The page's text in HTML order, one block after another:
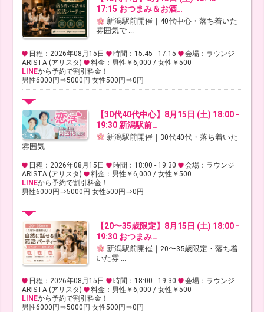
17:15 おつまみ＆お酒…
新潟駅前開催｜40代中心・落ち着いた
雰囲気で ...
日程：2026年08月15日 時間：15:45 - 17:15
会場：ラウンジ
ARISTA (アリスタ)
料金：男性￥6,000 / 女性￥500
LINEから予約で割引料金！
男性6000円⇒5000円 女性500円⇒0円
【30代40代中心】8月15日 (土) 18:00 -
19:30 新潟駅前…
新潟駅前開催｜30代40代・落ち着いた
雰囲気 ...
日程：2026年08月15日 時間：18:00 - 19:30
会場：ラウンジ
ARISTA (アリスタ)
料金：男性￥6,000 / 女性￥500
LINEから予約で割引料金！
男性6000円⇒5000円 女性500円⇒0円
【20〜35歳限定】8月15日 (土) 18:00 -
19:30 おつまみ…
新潟駅前開催｜20〜35歳限定・落ち着
いた雰 ...
日程：2026年08月15日 時間：18:00 - 19:30
会場：ラウンジ
ARISTA (アリスタ)
料金：男性￥6,000 / 女性￥500
LINEから予約で割引料金！
男性6000円⇒5000円 女性500円⇒0円